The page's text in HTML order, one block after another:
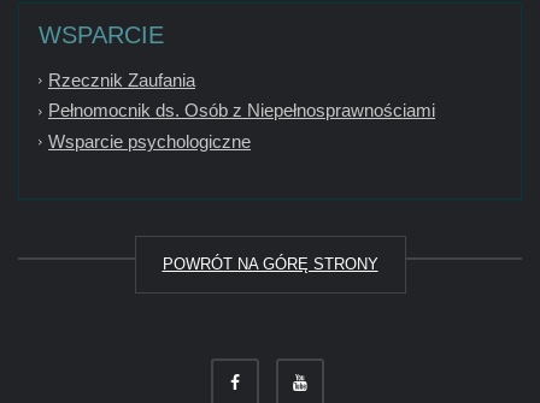
WSPARCIE
Rzecznik Zaufania
Pełnomocnik ds. Osób z Niepełnosprawnościami
Wsparcie psychologiczne
POWRÓT NA GÓRĘ STRONY